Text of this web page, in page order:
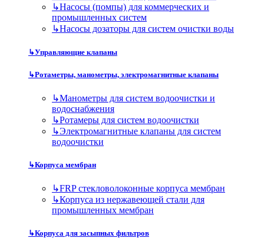
↳Насосы (помпы) для коммерческих и
промышленных систем
↳Насосы дозаторы для систем очистки воды
↳Управляющие клапаны
↳Ротаметры, манометры, электромагнитные клапаны
↳Манометры для систем водоочистки и
водоснабжения
↳Ротамеры для систем водоочистки
↳Электромагнитные клапаны для систем
водоочистки
↳Корпуса мембран
↳FRP стекловолоконные корпуса мембран
↳Корпуса из нержавеющей стали для
промышленных мембран
↳Корпуса для засыпных фильтров